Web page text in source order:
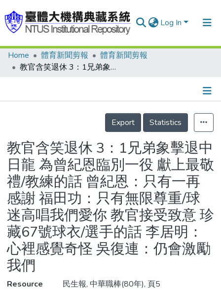
Log In
Communities & Collections
Statistics
Home 體育新聞剪報
體育新聞剪報
教官含笑退休 3：1兄弟象擊退中日龍 為曾紀恩臨別一役 獻上最敬禮/教練的話 曾紀恩：只有一再感謝 福田功：只有無限尊重/球迷高唱我們愛你 教官接受致意 珍藏67號球衣/選手的話 李居明：心裡感覺奇怪 吳復連：仍會激勵我們
Details
Export
Statistics
教官含笑退休 3：1兄弟象擊退中
日龍 為曾紀恩臨別一役 獻上最敬
禮/教練的話 曾紀恩：只有一再
感謝 福田功：只有無限尊重/球
迷高唱我們愛你 教官接受致意 珍
藏67號球衣/選手的話 李居明：
心裡感覺奇怪 吳復連：仍會激勵
我們
Resource
民生報, 中華職棒(80年), 頁5